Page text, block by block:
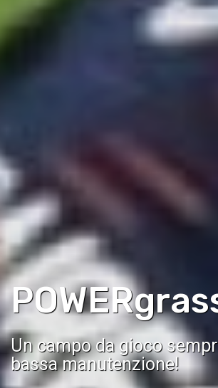
Un campo da gioco
bassa manutenzione!